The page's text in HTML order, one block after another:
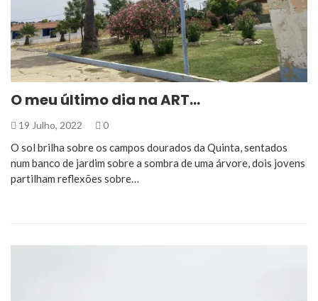
O meu último dia na ART…
19 Julho, 2022 0
O sol brilha sobre os campos dourados da Quinta, sentados
num banco de jardim sobre a sombra de uma árvore, dois jovens
partilham reflexões sobre…